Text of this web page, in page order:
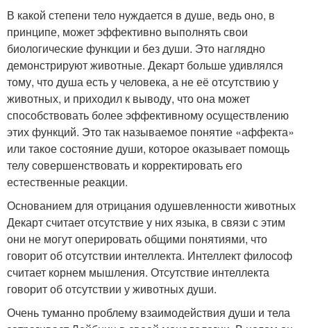
В какой степени тело нуждается в душе, ведь оно, в
принципе, может эффективно выполнять свои
биологические функции и без души. Это наглядно
демонстрируют животные. Декарт больше удивлялся
тому, что душа есть у человека, а не её отсутствию у
животных, и приходил к выводу, что она может
способствовать более эффективному осуществлению
этих функций. Это так называемое понятие «аффекта»
или такое состояние души, которое оказывает помощь
телу совершенствовать и корректировать его
естественные реакции.
Основанием для отрицания одушевленности животных
Декарт считает отсутствие у них языка, в связи с этим
они не могут оперировать общими понятиями, что
говорит об отсутствии интеллекта. Интеллект философ
считает корнем мышления. Отсутствие интеллекта
говорит об отсутствии у животных души.
Очень туманно проблему взаимодействия души и тела